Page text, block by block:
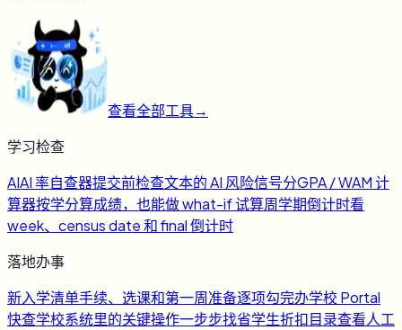
查看全部工具→
学习检查
AIAI 率自查器提交前检查文本的 AI 风险信号分GPA / WAM 计
算器按学分算成绩，也能做 what-if 试算周学期倒计时看
week、census date 和 final 倒计时
落地办事
新入学清单手续、选课和第一周准备逐项勾完办学校 Portal
快查学校系统里的关键操作一步步找省学生折扣目录查看人工